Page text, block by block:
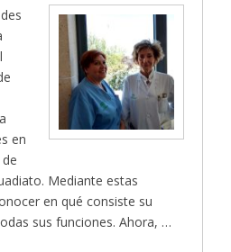
en
Mediante estas
en qué consiste su
sus funciones. Ahora, …